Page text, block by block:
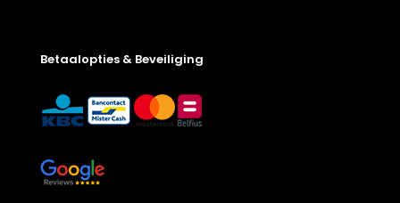
Betaalopties & Beveiliging